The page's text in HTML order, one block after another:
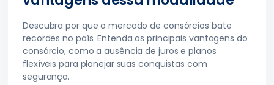
Descubra por que o mercado de consórcios bate
recordes no país. Entenda as principais vantagens do
consórcio, como a ausência de juros e planos
flexíveis para planejar suas conquistas com
segurança.